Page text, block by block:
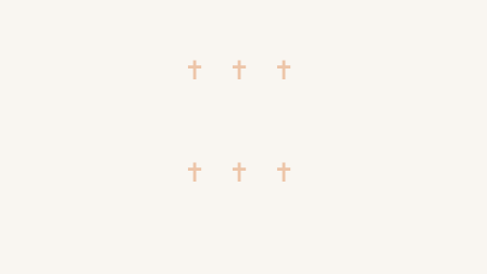
✝ ✝ ✝
✝ ✝ ✝